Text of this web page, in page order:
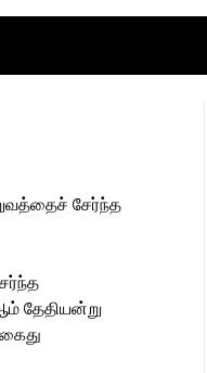
சேர்ந்த
தேதியன்று